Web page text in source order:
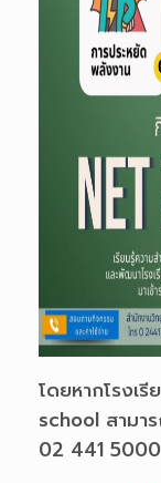
โดยหากโรงเ
school สามา
02 441